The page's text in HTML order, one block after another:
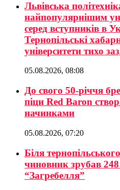
Львівська
найпопулярнішим
серед вступників в
Тернопільські
університети тихо
05.08.2026, 08:08
До свого 50-річчя
піци Red Baron
начинками
05.08.2026, 07:20
Біля
чиновник зрубав
“Загребелля”